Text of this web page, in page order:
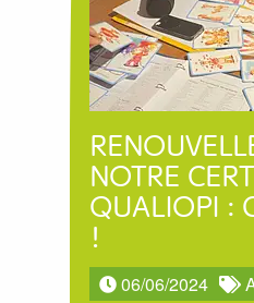
NOTRE
QUALIOPI :
!
06/06/2024